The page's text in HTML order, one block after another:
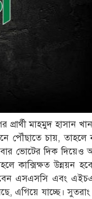
মাহমুদ হাসান
পৌঁছাতে চায়, তাহলে
ভোটের দিক দিয়েও
কাক্সিক্ষত উন্নয়ন
এসএসসি এবং
এগিয়ে যাচ্ছে। সুতরাং